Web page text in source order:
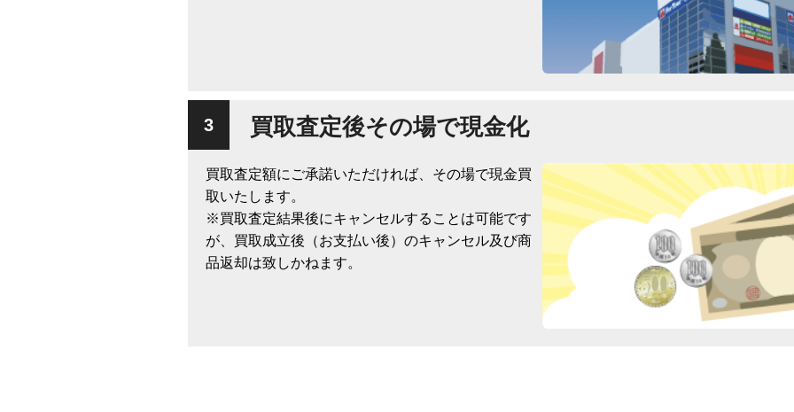
買取査定後その場で現金化
買取査定額にご承諾いただければ、その場で現金買
取いたします。
※買取査定結果後にキャンセルすることは可能です
が、買取成立後（お支払い後）のキャンセル及び商
品返却は致しかねます。